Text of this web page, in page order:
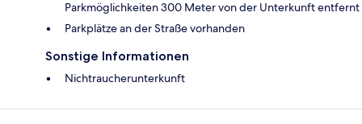
Parkmöglichkeiten 300 Meter von der Unterkunft entfernt
Parkplätze an der Straße vorhanden
Sonstige Informationen
Nichtraucherunterkunft